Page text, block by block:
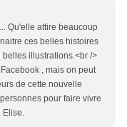
Qu'elle attire beaucoup
ces belles histoires
illustrations.<br />
, mais on peut
de cette nouvelle
pour faire vivre
Elise.